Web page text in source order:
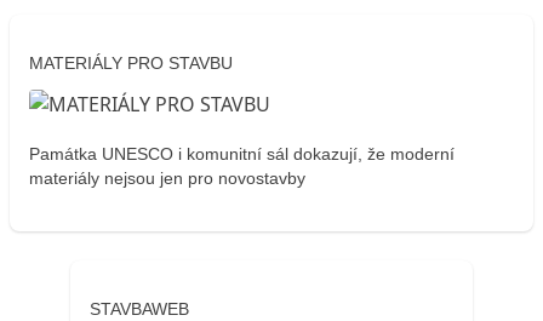
MATERIÁLY PRO STAVBU
Památka UNESCO i komunitní sál dokazují, že moderní
materiály nejsou jen pro novostavby
STAVBAWEB